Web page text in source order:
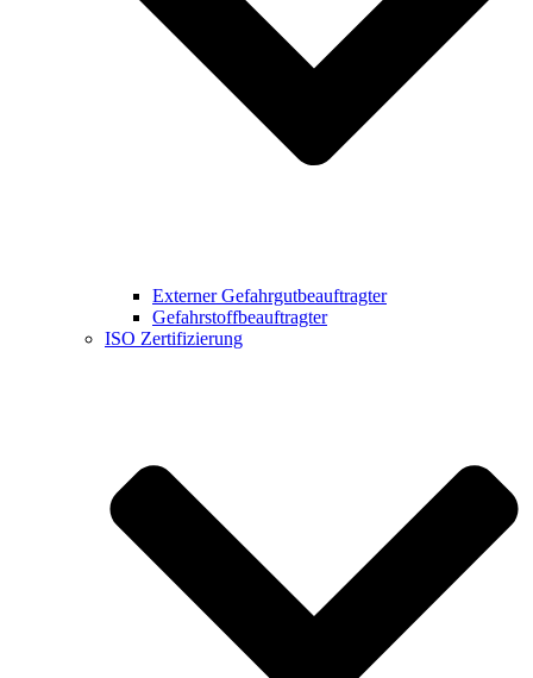
Externer Gefahrgutbeauftragter
Gefahrstoffbeauftragter
ISO Zertifizierung